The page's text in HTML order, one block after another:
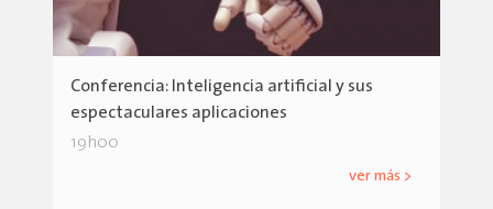
Conferencia: Inteligencia artificial y sus
espectaculares aplicaciones
19h00
ver más >